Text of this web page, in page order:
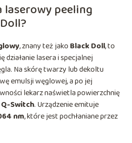
laserowy peeling
, znany też jako Black Doll, to
działanie lasera i specjalnej
Na skórę twarzy lub dekoltu
emulsji węglowej, a po jej
lekarz naświetla powierzchnię
Switch. Urządzenie emituje
nm, które jest pochłaniane przez